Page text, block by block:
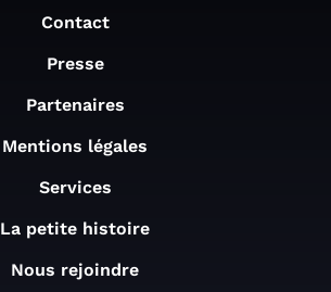
Contact
Presse
Partenaires
Mentions légales
Services
La petite histoire
Nous rejoindre